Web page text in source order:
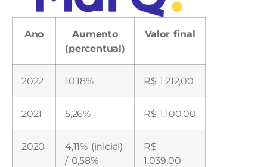
Ano
Aumento
(percentual)
Valor final
2022 10,18% R$ 1.212,00
2021 5,26% R$ 1.100,00
2020
4,11% (inicial)
/ 0,58%
R$
1.039,00